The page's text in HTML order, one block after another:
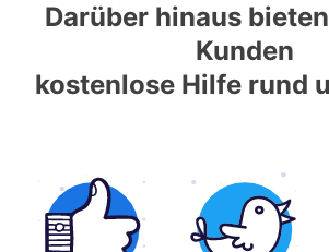
Darüber hinaus
Kunden
kostenlose Hilfe rund